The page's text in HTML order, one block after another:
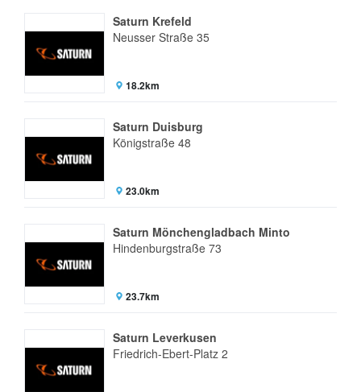
Saturn Krefeld
Neusser Straße 35
18.2km
Saturn Duisburg
Königstraße 48
23.0km
Saturn Mönchengladbach Minto
Hindenburgstraße 73
23.7km
Saturn Leverkusen
Friedrich-Ebert-Platz 2